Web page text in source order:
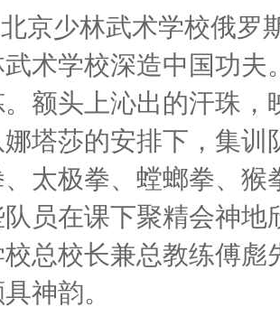
北京少林武术学校俄罗
术学校深造中国功夫
额头上沁出的汗珠，
娜塔莎的安排下，集
、太极拳、螳螂拳、猴
员在课下聚精会神地
校总校长兼总教练傅彪
神韵。